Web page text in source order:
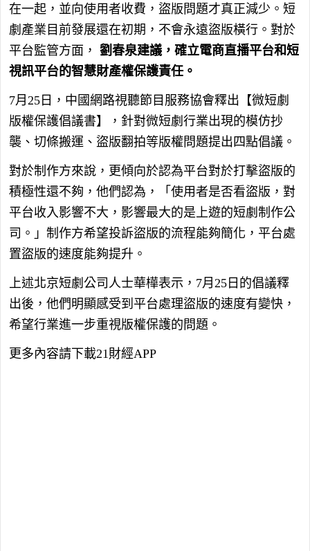
在一起，並向使用者收費，盜版問題才真正減少。短
劇產業目前發展還在初期，不會永遠盜版橫行。對於
平台監管方面， 劉春泉建議，確立電商直播平台和短
視訊平台的智慧財產權保護責任。
7月25日，中國網路視聽節目服務協會釋出【微短劇
版權保護倡議書】，針對微短劇行業出現的模仿抄
襲、切條搬運、盜版翻拍等版權問題提出四點倡議。
對於制作方來說，更傾向於認為平台對於打擊盜版的
積極性還不夠，他們認為，「使用者是否看盜版，對
平台收入影響不大，影響最大的是上遊的短劇制作公
司。」制作方希望投訴盜版的流程能夠簡化，平台處
置盜版的速度能夠提升。
上述北京短劇公司人士華樺表示，7月25日的倡議釋
出後，他們明顯感受到平台處理盜版的速度有變快，
希望行業進一步重視版權保護的問題。
更多內容請下載21財經APP